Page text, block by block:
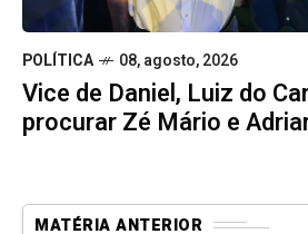
POLÍTICA 08, agosto, 2026
Vice de Daniel, Luiz do
procurar Zé Mário e
MATÉRIA ANTERIOR